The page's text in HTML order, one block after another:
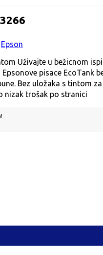
Epson
Uživajte u bežicnom
pisace
Bez uložaka s tintom
nizak trošak po stranici